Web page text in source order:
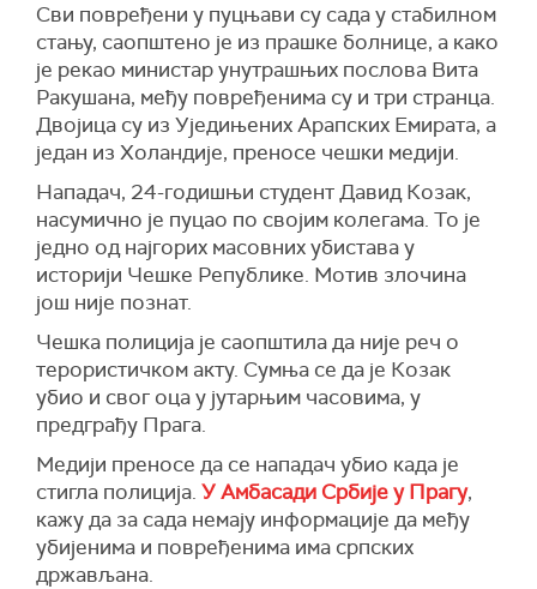
Сви повређени у пуцњави су сада у стабилном
стању, саопштено је из прашке болнице, а како
је рекао министар унутрашњих послова Вита
Ракушана, међу повређенима су и три странца.
Двојица су из Уједињених Арапских Емирата, а
један из Холандије, преносе чешки медији.
Нападач, 24-годишњи студент Давид Козак,
насумично је пуцао по својим колегама. То је
једно од најгорих масовних убистава у
историји Чешке Републике. Мотив злочина
још није познат.
Чешка полиција је саопштила да није реч о
терористичком акту. Сумња се да је Козак
убио и свог оца у јутарњим часовима, у
предграђу Прага.
Медији преносе да се нападач убио када је
стигла полиција. У Амбасади Србије у Прагу,
кажу да за сада немају информације да међу
убијенима и повређенима има српских
држављана.